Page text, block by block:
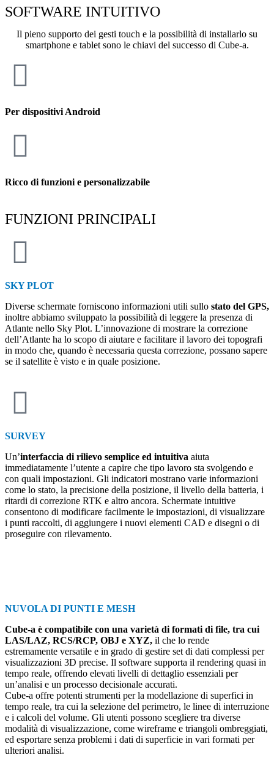
SOFTWARE INTUITIVO
Il pieno supporto dei gesti touch e la possibilità di installarlo su
smartphone e tablet sono le chiavi del successo di Cube-a.
Per dispositivi Android
Ricco di funzioni e personalizzabile
FUNZIONI PRINCIPALI
SKY PLOT
Diverse schermate forniscono informazioni utili sullo stato del GPS,
inoltre abbiamo sviluppato la possibilità di leggere la presenza di
Atlante nello Sky Plot. L’innovazione di mostrare la correzione
dell’Atlante ha lo scopo di aiutare e facilitare il lavoro dei topografi
in modo che, quando è necessaria questa correzione, possano sapere
se il satellite è visto e in quale posizione.
SURVEY
Un’interfaccia di rilievo semplice ed intuitiva aiuta
immediatamente l’utente a capire che tipo lavoro sta svolgendo e
con quali impostazioni. Gli indicatori mostrano varie informazioni
come lo stato, la precisione della posizione, il livello della batteria, i
ritardi di correzione RTK e altro ancora. Schermate intuitive
consentono di modificare facilmente le impostazioni, di visualizzare
i punti raccolti, di aggiungere i nuovi elementi CAD e disegni o di
proseguire con rilevamento.
NUVOLA DI PUNTI E MESH
Cube-a è compatibile con una varietà di formati di file, tra cui
LAS/LAZ, RCS/RCP, OBJ e XYZ, il che lo rende
estremamente versatile e in grado di gestire set di dati complessi per
visualizzazioni 3D precise. Il software supporta il rendering quasi in
tempo reale, offrendo elevati livelli di dettaglio essenziali per
un’analisi e un processo decisionale accurati.
Cube-a offre potenti strumenti per la modellazione di superfici in
tempo reale, tra cui la selezione del perimetro, le linee di interruzione
e i calcoli del volume. Gli utenti possono scegliere tra diverse
modalità di visualizzazione, come wireframe e triangoli ombreggiati,
ed esportare senza problemi i dati di superficie in vari formati per
ulteriori analisi.